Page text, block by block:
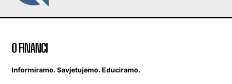
O FINANCI
Informiramo. Savjetujemo. Educiramo.